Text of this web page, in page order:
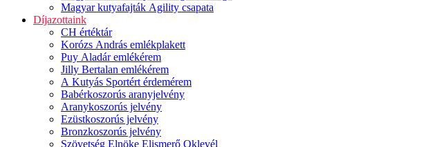
Magyar kutyafajták Agility csapata
Díjazottaink
CH értéktár
Korózs András emlékplakett
Puy Aladár emlékérem
Jilly Bertalan emlékérem
A Kutyás Sportért érdemérem
Babérkoszorús aranyjelvény
Aranykoszorús jelvény
Ezüstkoszorús jelvény
Bronzkoszorús jelvény
Szövetség Elnöke Elismerő Oklevél